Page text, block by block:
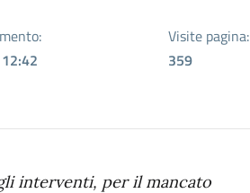
Visite pagina:
359
interventi, per il mancato